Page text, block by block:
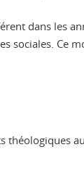
dans les
sociales.